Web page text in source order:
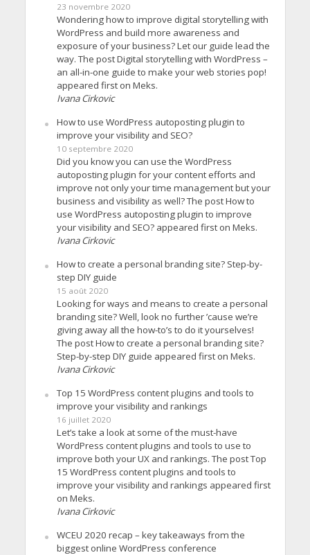
23 novembre 2020
Wondering how to improve digital storytelling with
WordPress and build more awareness and
exposure of your business? Let our guide lead the
way. The post Digital storytelling with WordPress –
an all-in-one guide to make your web stories pop!
appeared first on Meks.
Ivana Cirkovic
How to use WordPress autoposting plugin to
improve your visibility and SEO?
10 septembre 2020
Did you know you can use the WordPress
autoposting plugin for your content efforts and
improve not only your time management but your
business and visibility as well? The post How to
use WordPress autoposting plugin to improve
your visibility and SEO? appeared first on Meks.
Ivana Cirkovic
How to create a personal branding site? Step-by-
step DIY guide
15 août 2020
Looking for ways and means to create a personal
branding site? Well, look no further ’cause we’re
giving away all the how-to’s to do it yourselves!
The post How to create a personal branding site?
Step-by-step DIY guide appeared first on Meks.
Ivana Cirkovic
Top 15 WordPress content plugins and tools to
improve your visibility and rankings
16 juillet 2020
Let’s take a look at some of the must-have
WordPress content plugins and tools to use to
improve both your UX and rankings. The post Top
15 WordPress content plugins and tools to
improve your visibility and rankings appeared first
on Meks.
Ivana Cirkovic
WCEU 2020 recap – key takeaways from the
biggest online WordPress conference